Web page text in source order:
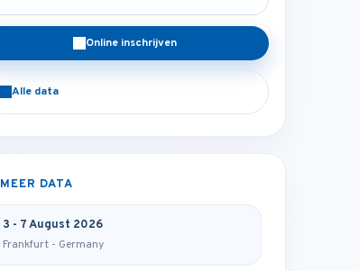
Online inschrijven
Alle data
MEER DATA
3 - 7 August 2026
Frankfurt - Germany